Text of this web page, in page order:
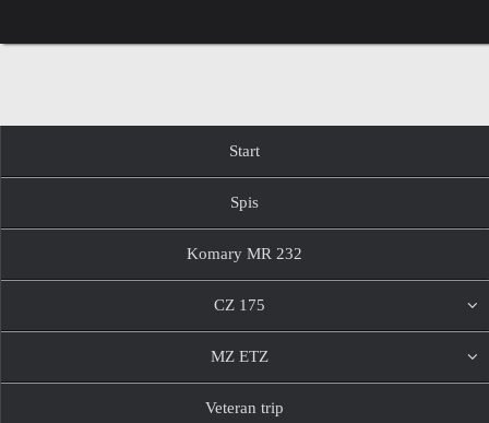
do
treści
Start
Spis
Komary MR 232
CZ 175
MZ ETZ
Veteran trip